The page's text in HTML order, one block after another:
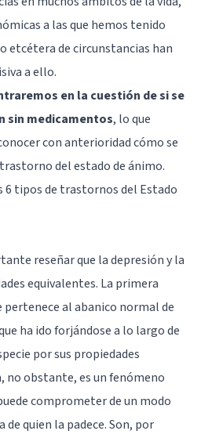
a las que hemos tenido
etcétera de circunstancias han
a ello.
en la cuestión de si se
sin medicamentos, lo que
con anterioridad cómo se
del estado de ánimo.
6 tipos de trastornos del Estado
reseñar que la depresión y la
equivalentes. La primera
pertenece al abanico normal de
ha ido forjándose a lo largo de
por sus propiedades
no obstante, es un fenómeno
comprometer de un modo
de quien la padece. Son, por